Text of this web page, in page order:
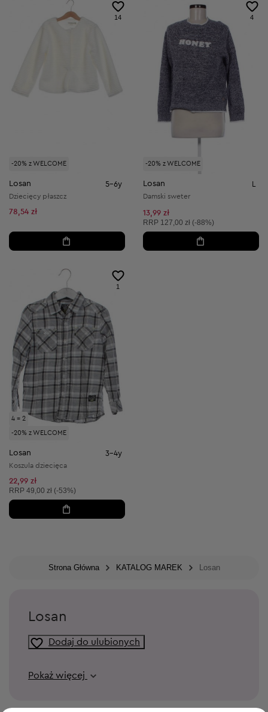
-20% z WELCOME
14
Losan 5-6y
Dziecięcy płaszcz
78,54 zł
-20% z WELCOME
4
Losan L
Damski sweter
13,99 zł
Cena sugerowana:
RRP 127,00 zł (-88%)
4 = 2
-20% z WELCOME
1
Losan 3-4y
Koszula dziecięca
22,99 zł
Cena sugerowana:
RRP 49,00 zł (-53%)
Strona Główna KATALOG MAREK Losan
Losan
Dodaj do ulubionych
Pokaż więcej